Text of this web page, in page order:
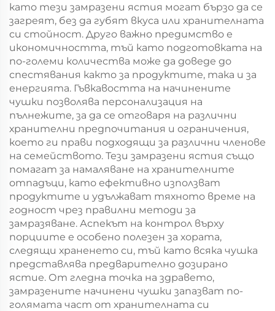
като тези замразени ястия могат бързо да се
загреят, без да губят вкуса или хранителната
си стойност. Друго важно предимство е
икономичността, тъй като подготовката на
по-големи количества може да доведе до
спестявания както за продуктите, така и за
енергията. Гъвкавостта на начинените
чушки позволява персонализация на
пълнежите, за да се отговаря на различни
хранителни предпочитания и ограничения,
което ги прави подходящи за различни членове
на семейството. Тези замразени ястия също
помагат за намаляване на хранителните
отпадъци, като ефективно използват
продуктите и удължават тяхното време на
годност чрез правилни методи за
замразяване. Аспекът на контрол върху
порциите е особено полезен за хората,
следящи храненето си, тъй като всяка чушка
представлява предварително дозирано
ястие. От гледна точка на здравето,
замразените начинени чушки запазват по-
голямата част от хранителната си